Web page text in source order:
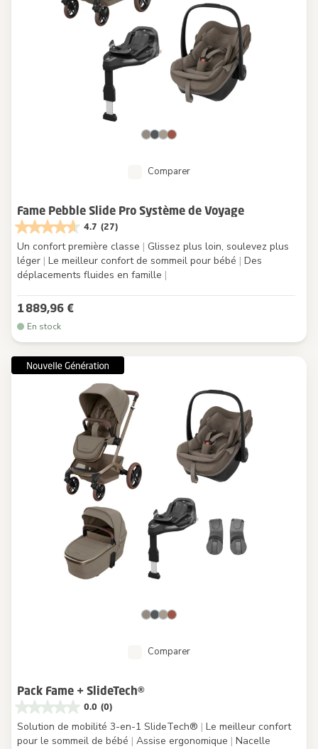
Comparer
Fame Pebble Slide Pro Système de Voyage
4.7 (27)
Un confort première classe | Glissez plus loin, soulevez plus
léger | Le meilleur confort de sommeil pour bébé | Des
déplacements fluides en famille |
1 889,96 €
En stock
Comparer
Pack Fame + SlideTech®
0.0 (0)
Solution de mobilité 3-en-1 SlideTech® | Le meilleur confort
pour le sommeil de bébé | Assise ergonomique | Nacelle